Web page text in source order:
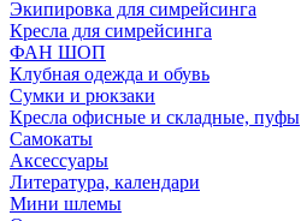
Экипировка для симрейсинга
Кресла для симрейсинга
ФАН ШОП
Клубная одежда и обувь
Сумки и рюкзаки
Кресла офисные и складные, пуфы
Самокаты
Аксессуары
Литература, календари
Мини шлемы